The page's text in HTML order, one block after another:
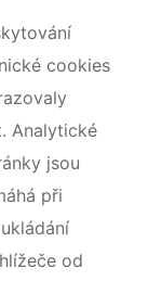
cookies
Analytické
jsou
při
od